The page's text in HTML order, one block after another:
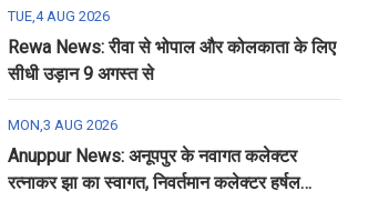
TUE,4 AUG 2026
Rewa News: रीवा से भोपाल और कोलकाता के लिए
सीधी उड़ान 9 अगस्त से
MON,3 AUG 2026
Anuppur News: अनूपपुर के नवागत कलेक्टर
रत्नाकर झा का स्वागत, निवर्तमान कलेक्टर हर्षल